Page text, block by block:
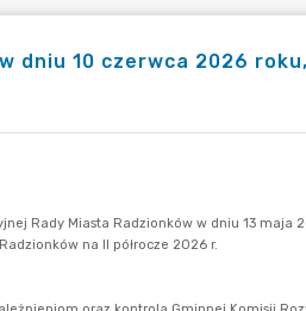
dniu 10 czerwca 2026